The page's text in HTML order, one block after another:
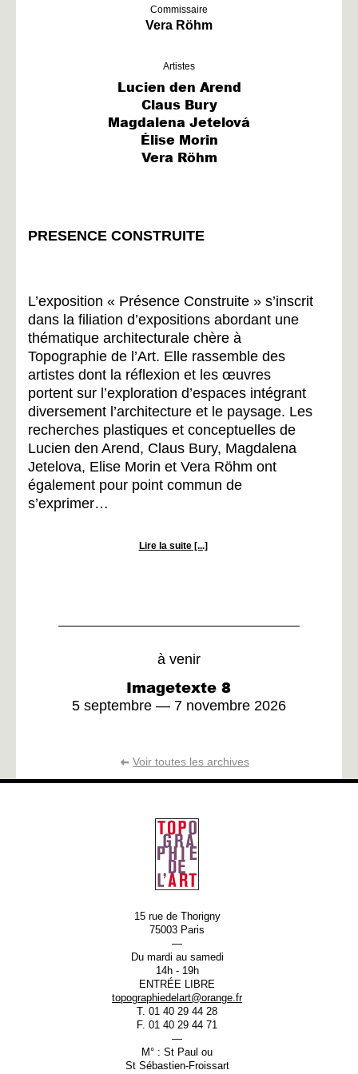
Commissaire
Vera Röhm
Artistes
Lucien den Arend
Claus Bury
Magdalena Jetelová
Élise Morin
Vera Röhm
PRESENCE CONSTRUITE
L’exposition « Présence Construite » s’inscrit
dans la filiation d’expositions abordant une
thématique architecturale chère à
Topographie de l’Art. Elle rassemble des
artistes dont la réflexion et les œuvres
portent sur l’exploration d’espaces intégrant
diversement l’architecture et le paysage. Les
recherches plastiques et conceptuelles de
Lucien den Arend, Claus Bury, Magdalena
Jetelova, Elise Morin et Vera Röhm ont
également pour point commun de
s’exprimer…
Lire la suite [...]
à venir
Imagetexte 8
5 septembre — 7 novembre 2026
Voir toutes les archives
15 rue de Thorigny
75003 Paris
—
Du mardi au samedi
14h - 19h
ENTRÉE LIBRE
topographiedelart@orange.fr
T. 01 40 29 44 28
F. 01 40 29 44 71
—
M° : St Paul ou
St Sébastien-Froissart